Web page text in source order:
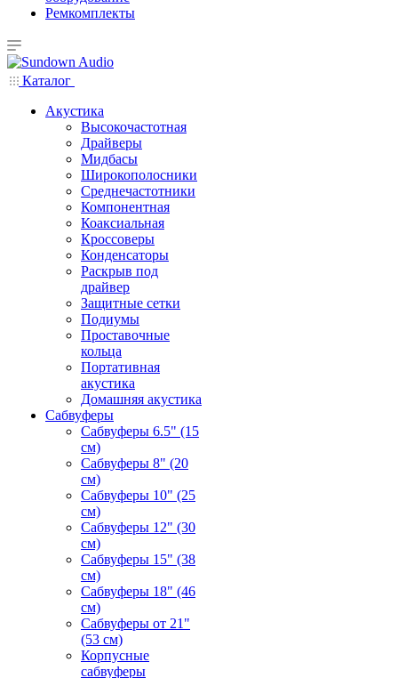
Ремкомплекты
Каталог
Акустика
Высокочастотная
Драйверы
Мидбасы
Широкополосники
Среднечастотники
Компонентная
Коаксиальная
Кроссоверы
Конденсаторы
Раскрыв под
драйвер
Защитные сетки
Подиумы
Проставочные
кольца
Портативная
акустика
Домашняя акустика
Сабвуферы
Сабвуферы 6.5" (15
см)
Сабвуферы 8" (20
см)
Сабвуферы 10" (25
см)
Сабвуферы 12" (30
см)
Сабвуферы 15" (38
см)
Сабвуферы 18" (46
см)
Сабвуферы от 21"
(53 см)
Корпусные
сабвуферы